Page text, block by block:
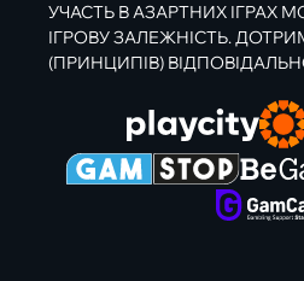
УЧАСТЬ В АЗАРТНИХ ІГРАХ
ІГРОВУ ЗАЛЕЖНІСТЬ.
(ПРИНЦИПІВ)